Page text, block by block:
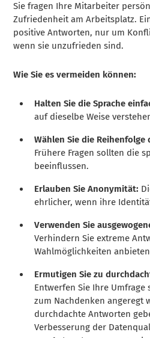
Sie fragen Ihre Mitarbeiter
Zufriedenheit am Arbeitsplatz.
positive Antworten, nur um
wenn sie unzufrieden sind.
Wie Sie es vermeiden können:
Halten Sie die Sprache
auf dieselbe Weise
Wählen Sie die Reihenfolge
Frühere Fragen sollten die
beeinflussen.
Erlauben Sie Anonymität:
ehrlicher, wenn ihre
Verwenden Sie
Verhindern Sie extreme
Wahlmöglichkeiten
Ermutigen Sie zu
Entwerfen Sie Ihre Umfrage
zum Nachdenken angeregt
durchdachte Antworten
Verbesserung der